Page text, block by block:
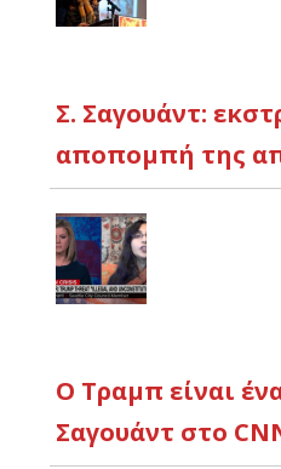
Σ. Σαγουάντ:
αποπομπή της
Ο Τραμπ είναι
Σαγουάντ στο